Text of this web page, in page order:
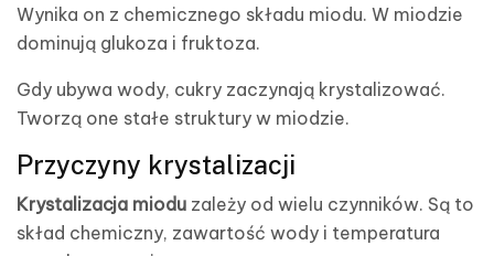
Wynika on z chemicznego składu miodu. W miodzie
dominują glukoza i fruktoza.
Gdy ubywa wody, cukry zaczynają krystalizować.
Tworzą one stałe struktury w miodzie.
Przyczyny krystalizacji
Krystalizacja miodu zależy od wielu czynników. Są to
skład chemiczny, zawartość wody i temperatura